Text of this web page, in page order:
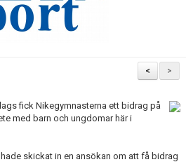
>
<
fick Nikegymnasterna ett bidrag på
med barn och ungdomar här i
skickat in en ansökan om att få bidrag